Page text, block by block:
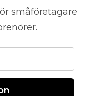
småföretagare